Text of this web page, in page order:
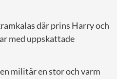
där prins Harry och
med uppskattade
militär en stor och varm